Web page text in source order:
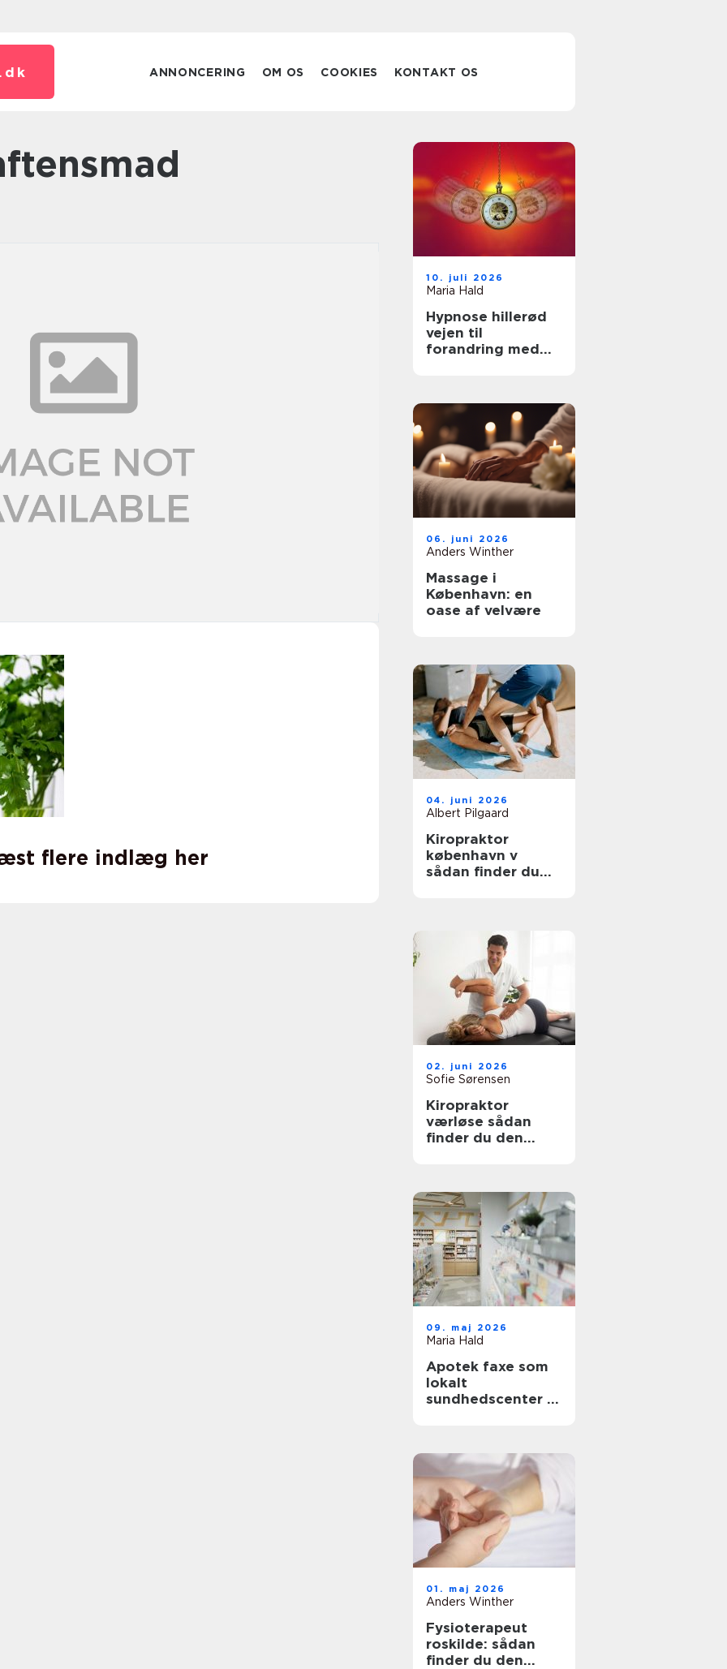
dk ANNONCERING OM OS COOKIES KONTAKT OS
flere indlæg her
10. juli 2026
Maria Hald
Hypnose hillerød
vejen til
forandring med
06. juni 2026
Anders Winther
Massage i
København: en
oase af velvære
04. juni 2026
Albert Pilgaard
Kiropraktor
københavn v
sådan finder du
02. juni 2026
Sofie Sørensen
Kiropraktor
værløse sådan
finder du den
09. maj 2026
Maria Hald
Apotek faxe som
lokalt
sundhedscenter i
01. maj 2026
Anders Winther
Fysioterapeut
roskilde: sådan
finder du den